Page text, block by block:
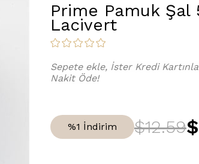
Prime Pamuk Şal
Lacivert
Sepete ekle, İster Kredi
Nakit Öde!
%1 İndirim $12.59